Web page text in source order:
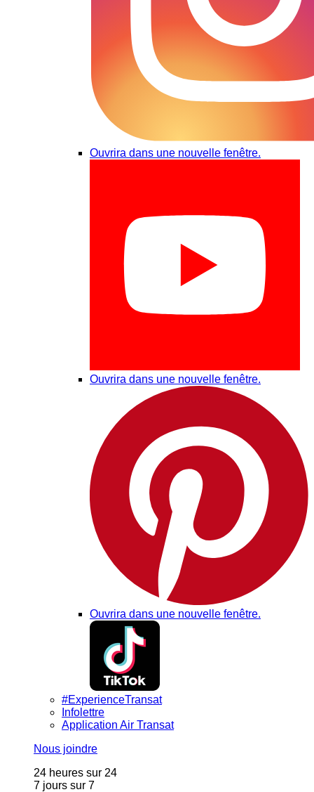
Ouvrira dans une nouvelle fenêtre.
Ouvrira dans une nouvelle fenêtre.
Ouvrira dans une nouvelle fenêtre.
#ExperienceTransat
Infolettre
Application Air Transat
Nous joindre
24 heures sur 24
7 jours sur 7